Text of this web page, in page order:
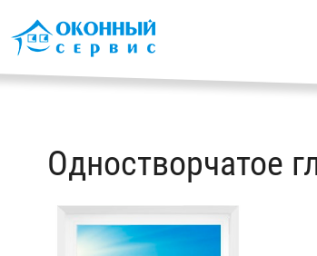
Одностворчатое